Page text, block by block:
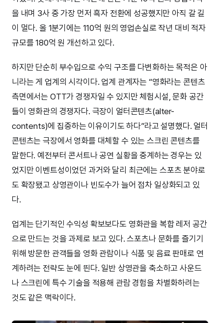
을 내며 3사 중 가장 먼저 흑자 전환에 성공했지만 아직 갈 길
이 멀다. 올 1분기에는 110억 원의 영업손실로 작년 대비 적자
규모를 180억 원 개선하고 있다.
하지만 단순히 부수입으로 수익 구조를 다변화하는 목적은 아
니라는 게 업계의 시각이다. 업계 관계자는 “영화라는 콘텐츠
측면에서는 OTT가 경쟁자일 수 있지만 체험시설, 문화 공간
들이 영화관의 경쟁자다. 극장이 얼터콘텐츠(alter-
contents)에 집중하는 이유이기도 하다”라고 설명했다. 얼터
콘텐츠는 극장에서 영화를 대체할 수 있는 스크린 콘텐츠를
말한다. 예전부터 콘서트나 공연 실황을 중계하는 경우는 있
었지만 이벤트성이었던 과거와 달리 최근에는 스포츠 분야로
도 확장됐고 상영관이나 빈도수가 늘어 점차 일상화되고 있
다.
업계는 단기적인 수익성 확보보다도 영화관을 복합 레저 공간
으로 만드는 것을 과제로 보고 있다. 스포츠나 문화를 즐기기
위해 방문한 관객들을 영화 관람이나 식품 및 음료 판매로 연
계하려는 전략도 눈에 띈다. 일반 상영관을 축소하고 사운드
나 스크린에 특수 기술을 적용해 관람 경험을 차별화하려는
것도 같은 맥락이다.